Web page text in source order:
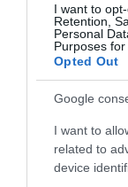
I want to
Retention,
Personal
Purposes for
Opted Out
Google
I want to
related to
device
ΡΟΗ
Το
από την ΕΕ
Gaming Police”
ενισχύει την
των παιδιών
31.07.2026